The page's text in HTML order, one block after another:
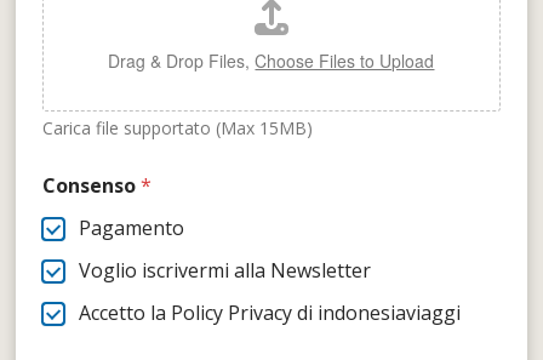
Drag & Drop Files,Choose Files to Upload
Carica file supportato (Max 15MB)
Consenso*
Pagamento
Voglio iscrivermi alla Newsletter
Accetto la Policy Privacy di indonesiaviaggi